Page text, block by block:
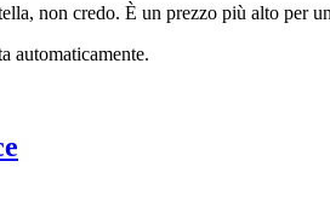
non credo. È un prezzo più alto per
automaticamente.